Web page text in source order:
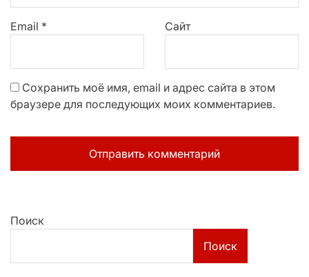
Email * Сайт
Сохранить моё имя, email и адрес сайта в этом
браузере для последующих моих комментариев.
Поиск
Поиск